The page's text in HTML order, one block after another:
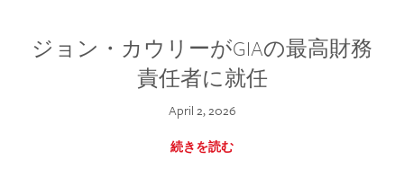
ジョン・カウリーがGIAの最高財務
責任者に就任
April 2, 2026
続きを読む